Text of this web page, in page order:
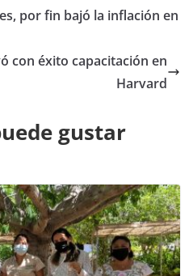
por fin bajó la inflación en
con éxito capacitación en
Harvard
gustar